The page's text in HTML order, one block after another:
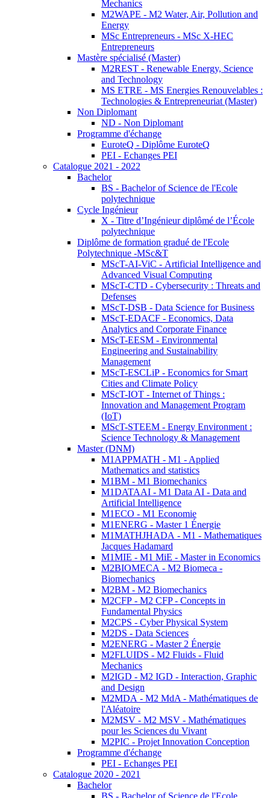
Mechanics
M2WAPE - M2 Water, Air, Pollution and
Energy
MSc Entrepreneurs - MSc X-HEC
Entrepreneurs
Mastère spécialisé (Master)
M2REST - Renewable Energy, Science
and Technology
MS ETRE - MS Energies Renouvelables :
Technologies & Entrepreneuriat (Master)
Non Diplomant
ND - Non Diplomant
Programme d'échange
EuroteQ - Diplôme EuroteQ
PEI - Echanges PEI
Catalogue 2021 - 2022
Bachelor
BS - Bachelor of Science de l'Ecole
polytechnique
Cycle Ingénieur
X - Titre d’Ingénieur diplômé de l’École
polytechnique
Diplôme de formation gradué de l'Ecole
Polytechnique -MSc&T
MScT-AI-ViC - Artificial Intelligence and
Advanced Visual Computing
MScT-CTD - Cybersecurity : Threats and
Defenses
MScT-DSB - Data Science for Business
MScT-EDACF - Economics, Data
Analytics and Corporate Finance
MScT-EESM - Environmental
Engineering and Sustainability
Management
MScT-ESCLiP - Economics for Smart
Cities and Climate Policy
MScT-IOT - Internet of Things :
Innovation and Management Program
(IoT)
MScT-STEEM - Energy Environment :
Science Technology & Management
Master (DNM)
M1APPMATH - M1 - Applied
Mathematics and statistics
M1BM - M1 Biomechanics
M1DATAAI - M1 Data AI - Data and
Artificial Intelligence
M1ECO - M1 Economie
M1ENERG - Master 1 Énergie
M1MATHJHADA - M1 - Mathematiques
Jacques Hadamard
M1MIE - M1 MiE - Master in Economics
M2BIOMECA - M2 Biomeca -
Biomechanics
M2BM - M2 Biomechanics
M2CFP - M2 CFP - Concepts in
Fundamental Physics
M2CPS - Cyber Physical System
M2DS - Data Sciences
M2ENERG - Master 2 Énergie
M2FLUIDS - M2 Fluids - Fluid
Mechanics
M2IGD - M2 IGD - Interaction, Graphic
and Design
M2MDA - M2 MdA - Mathématiques de
l'Aléatoire
M2MSV - M2 MSV - Mathématiques
pour les Sciences du Vivant
M2PIC - Projet Innovation Conception
Programme d'échange
PEI - Echanges PEI
Catalogue 2020 - 2021
Bachelor
BS - Bachelor of Science de l'Ecole